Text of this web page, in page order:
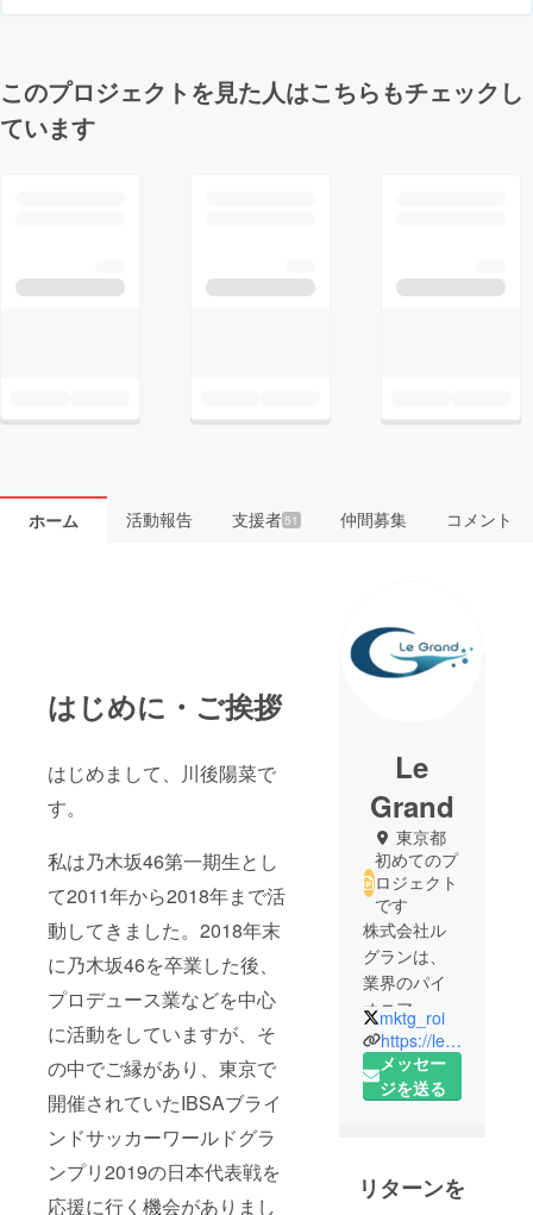
このプロジェクトを見た人はこちらもチェックし
ています
ホーム 活動報告 支援者51 仲間募集 コメント
はじめに・ご挨拶
はじめまして、川後陽菜で
す。
私は乃木坂46第一期生とし
て2011年から2018年まで活
動してきました。2018年末
に乃木坂46を卒業した後、
プロデュース業などを中心
に活動をしていますが、そ
の中でご縁があり、東京で
開催されていたIBSAブライ
ンドサッカーワールドグラ
ンプリ2019の日本代表戦を
応援に行く機会がありまし
Le
Grand
東京都
初めてのプ
ロジェクト
です
株式会社ル
グランは、
業界のパイ
オニア
「オーバー
チュア」の
立ち上げメ
デジタル
mktg_roi
https://legrand.jp/
メッセー
ジを送る
リターンを